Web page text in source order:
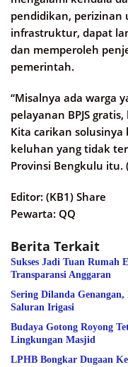
pendidikan, perizinan
infrastruktur, dapat
dan memperoleh
pemerintah.
“Misalnya ada warga
pelayanan BPJS
Kita carikan solusinya
keluhan yang tidak
Provinsi Bengkulu itu.
Editor: (KB1) Share
Pewarta: QQ
Berita Terkait
Sukses Jadi Tuan Rumah
Transparansi Anggaran
Sering Dilanda
Saluran Irigasi
Budaya Gotong Royong
Lingkungan Masjid
LPHB Bongkar Dugaan